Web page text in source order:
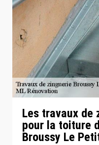
Les travaux de
pour la toiture
Broussy Le